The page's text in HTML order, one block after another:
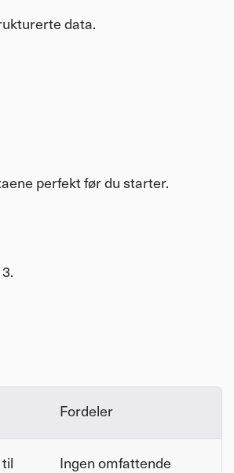
data.
perfekt før du starter.
Fordeler
Ingen omfattende